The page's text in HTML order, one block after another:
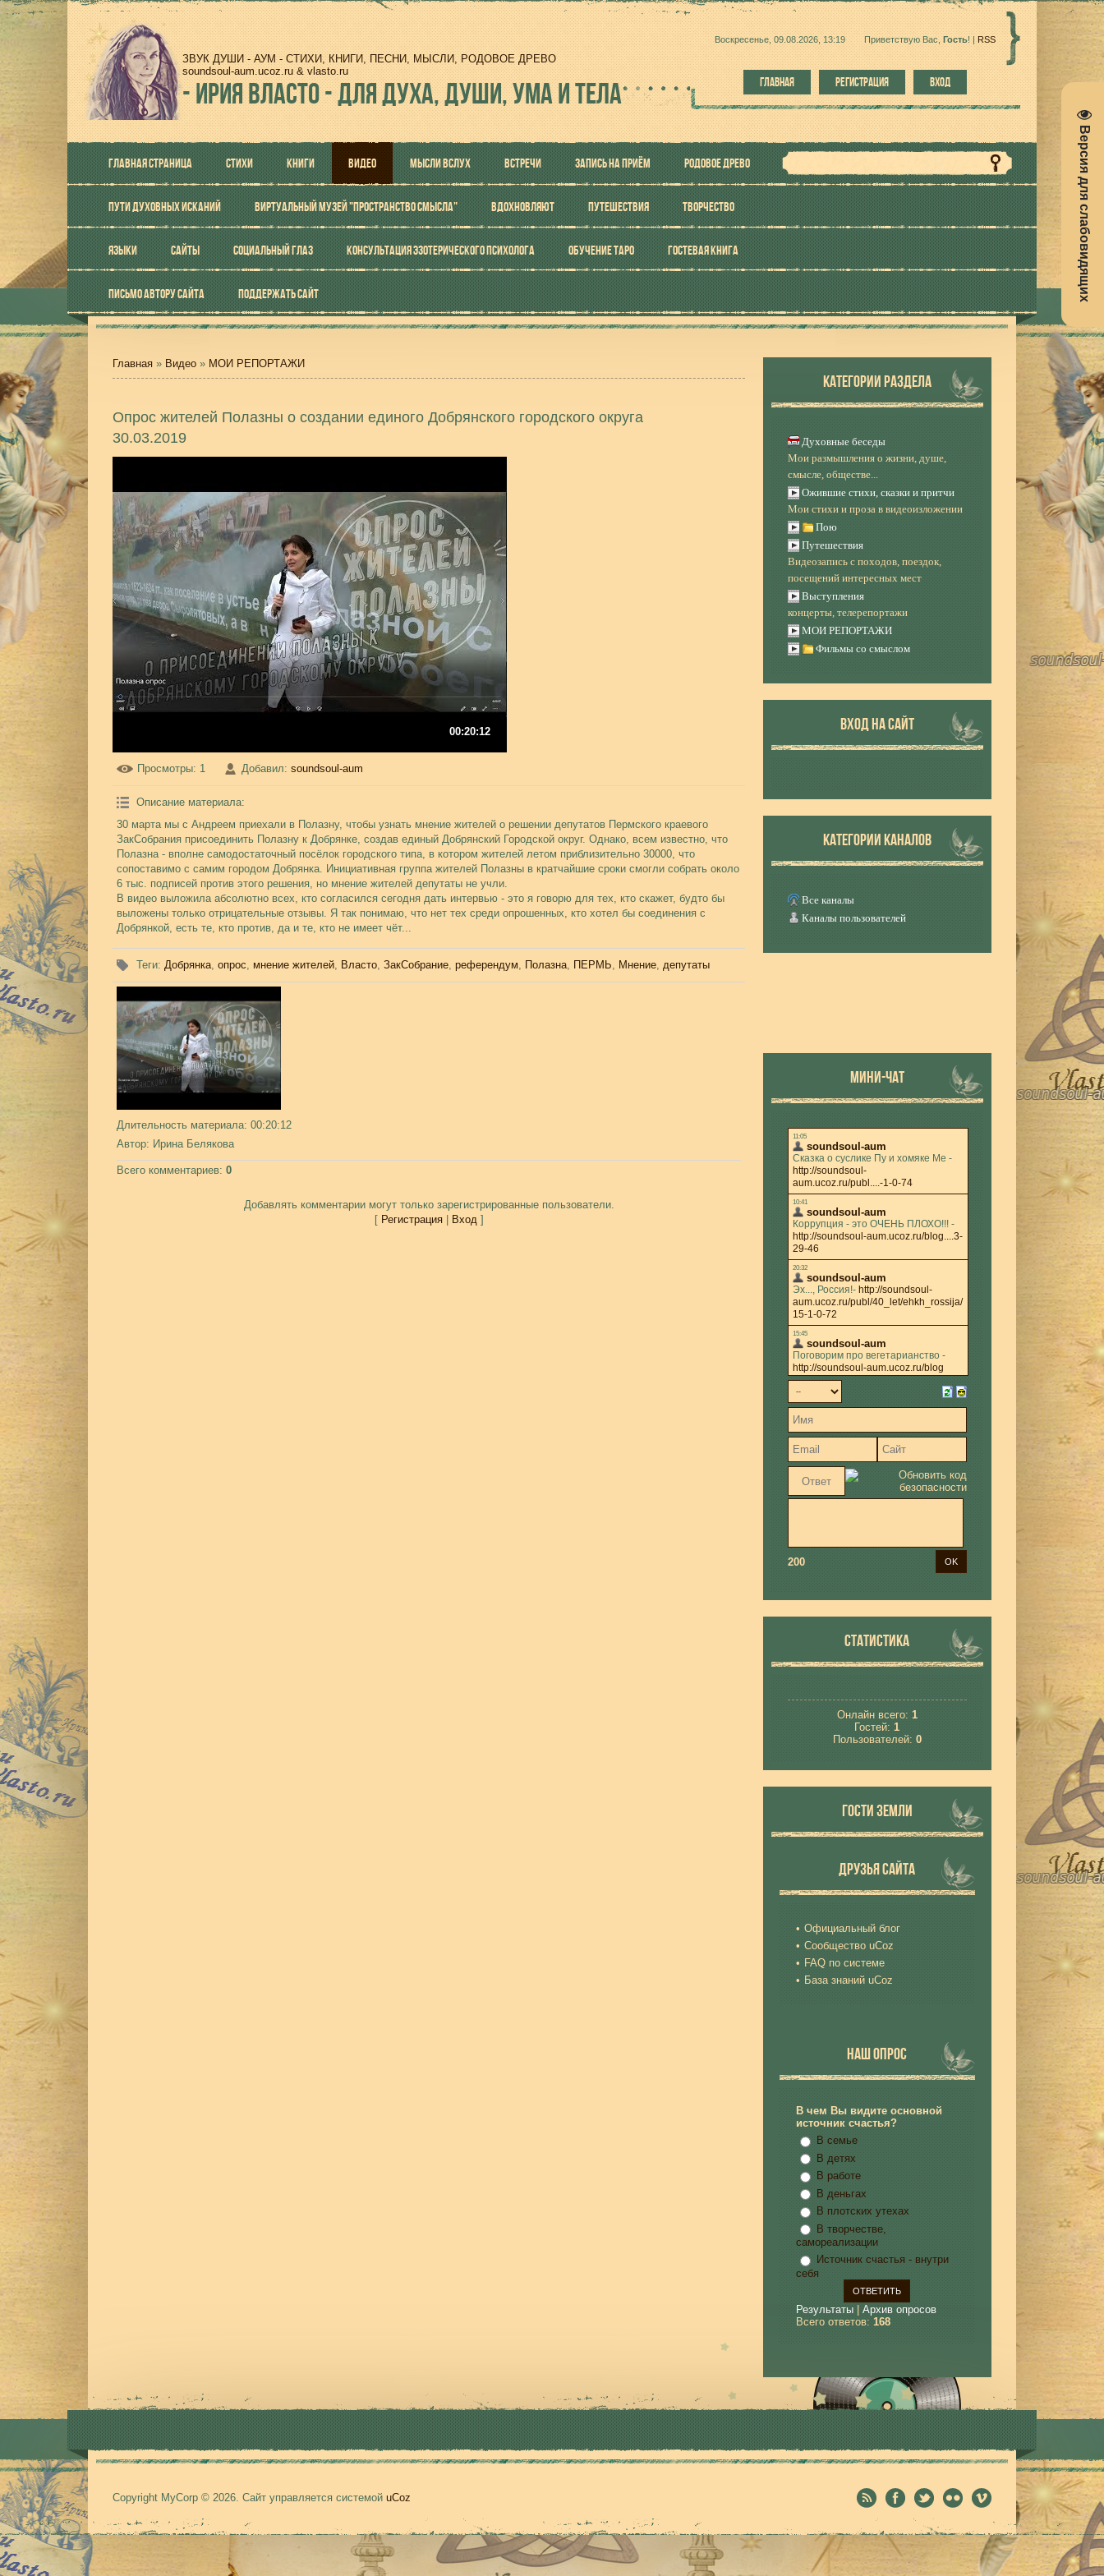
Версия для слабовидящих
ЗВУК ДУШИ - АУМ - СТИХИ, КНИГИ, ПЕСНИ, МЫСЛИ, РОДОВОЕ ДРЕВО
soundsoul-aum.ucoz.ru & vlasto.ru
-ИРИЯ ВЛАСТО - ДЛЯ ДУХА, ДУШИ, УМА И ТЕЛА
Воскресенье, 09.08.2026, 13:19 Приветствую Вас Гость! | RSS
ГЛАВНАЯ РЕГИСТРАЦИЯ ВХОД
ГЛАВНАЯ СТРАНИЦА СТИХИ КНИГИ ВИДЕО МЫСЛИ ВСЛУХ ВСТРЕЧИ ЗАПИСЬ НА ПРИЁМ РОДОВОЕ ДРЕВО
ПУТИ ДУХОВНЫХ ИСКАНИЙ ВИРТУАЛЬНЫЙ МУЗЕЙ "ПРОСТРАНСТВО СМЫСЛА" ВДОХНОВЛЯЮТ ПУТЕШЕСТВИЯ ТВОРЧЕСТВО
ЯЗЫКИ САЙТЫ СОЦИАЛЬНЫЙ ГЛАЗ КОНСУЛЬТАЦИЯ ЭЗОТЕРИЧЕСКОГО ПСИХОЛОГА ОБУЧЕНИЕ ТАРО ГОСТЕВАЯ КНИГА
ПИСЬМО АВТОРУ САЙТА ПОДДЕРЖАТЬ САЙТ
Главная » Видео » МОИ РЕПОРТАЖИ
Опрос жителей Полазны о создании единого Добрянского городского округа
30.03.2019
00:20:12
Просмотры: 1 Добавил: soundsoul-aum
Описание материала:
30 марта мы с Андреем приехали в Полазну, чтобы узнать мнение жителей о решении депутатов Пермского краевого
ЗакСобрания присоединить Полазну к Добрянке, создав единый Добрянский Городской округ. Однако, всем известно, что
Полазна - вполне самодостаточный посёлок городского типа, в котором жителей летом приблизительно 30000, что
сопоставимо с самим городом Добрянка. Инициативная группа жителей Полазны в кратчайшие сроки смогли собрать около
6 тыс. подписей против этого решения, но мнение жителей депутаты не учли.
В видео выложила абсолютно всех, кто согласился сегодня дать интервью - это я говорю для тех, кто скажет, будто бы
выложены только отрицательные отзывы. Я так понимаю, что нет тех среди опрошенных, кто хотел бы соединения с
Добрянкой, есть те, кто против, да и те, кто не имеет чёт...
Теги: Добрянка, опрос, мнение жителей, Власто, ЗакСобрание, референдум, Полазна, ПЕРМЬ, Мнение, депутаты
Длительность материала: 00:20:12
Автор: Ирина Белякова
Всего комментариев: 0
Добавлять комментарии могут только зарегистрированные пользователи.
[ Регистрация| Вход]
КАТЕГОРИИ РАЗДЕЛА
Духовные беседы
Мои размышления о жизни, душе,
смысле, обществе...
Ожившие стихи, сказки и притчи
Мои стихи и проза в видеоизложении
Пою
Путешествия
Видеозапись с походов, поездок,
посещений интересных мест
Выступления
концерты, телерепортажи
МОИ РЕПОРТАЖИ
Фильмы со смыслом
ВХОД НА САЙТ
КАТЕГОРИИ КАНАЛОВ
Все каналы
Каналы пользователей
МИНИ-ЧАТ
200
СТАТИСТИКА
Онлайн всего: 1
Гостей:1
Пользователей: 0
ГОСТИ ЗЕМЛИ
ДРУЗЬЯ САЙТА
Официальный блог
Сообщество uCoz
FAQ по системе
База знаний uCoz
НАШ ОПРОС
В чем Вы видите основной
источник счастья?
В семье
В детях
В работе
В деньгах
В плотских утехах
В творчестве,
самореализации
Источник счастья - внутри
себя
Результаты| Архив опросов
Всего ответов: 168
Copyright MyCorp © 2026. Сайт управляется системой uCoz